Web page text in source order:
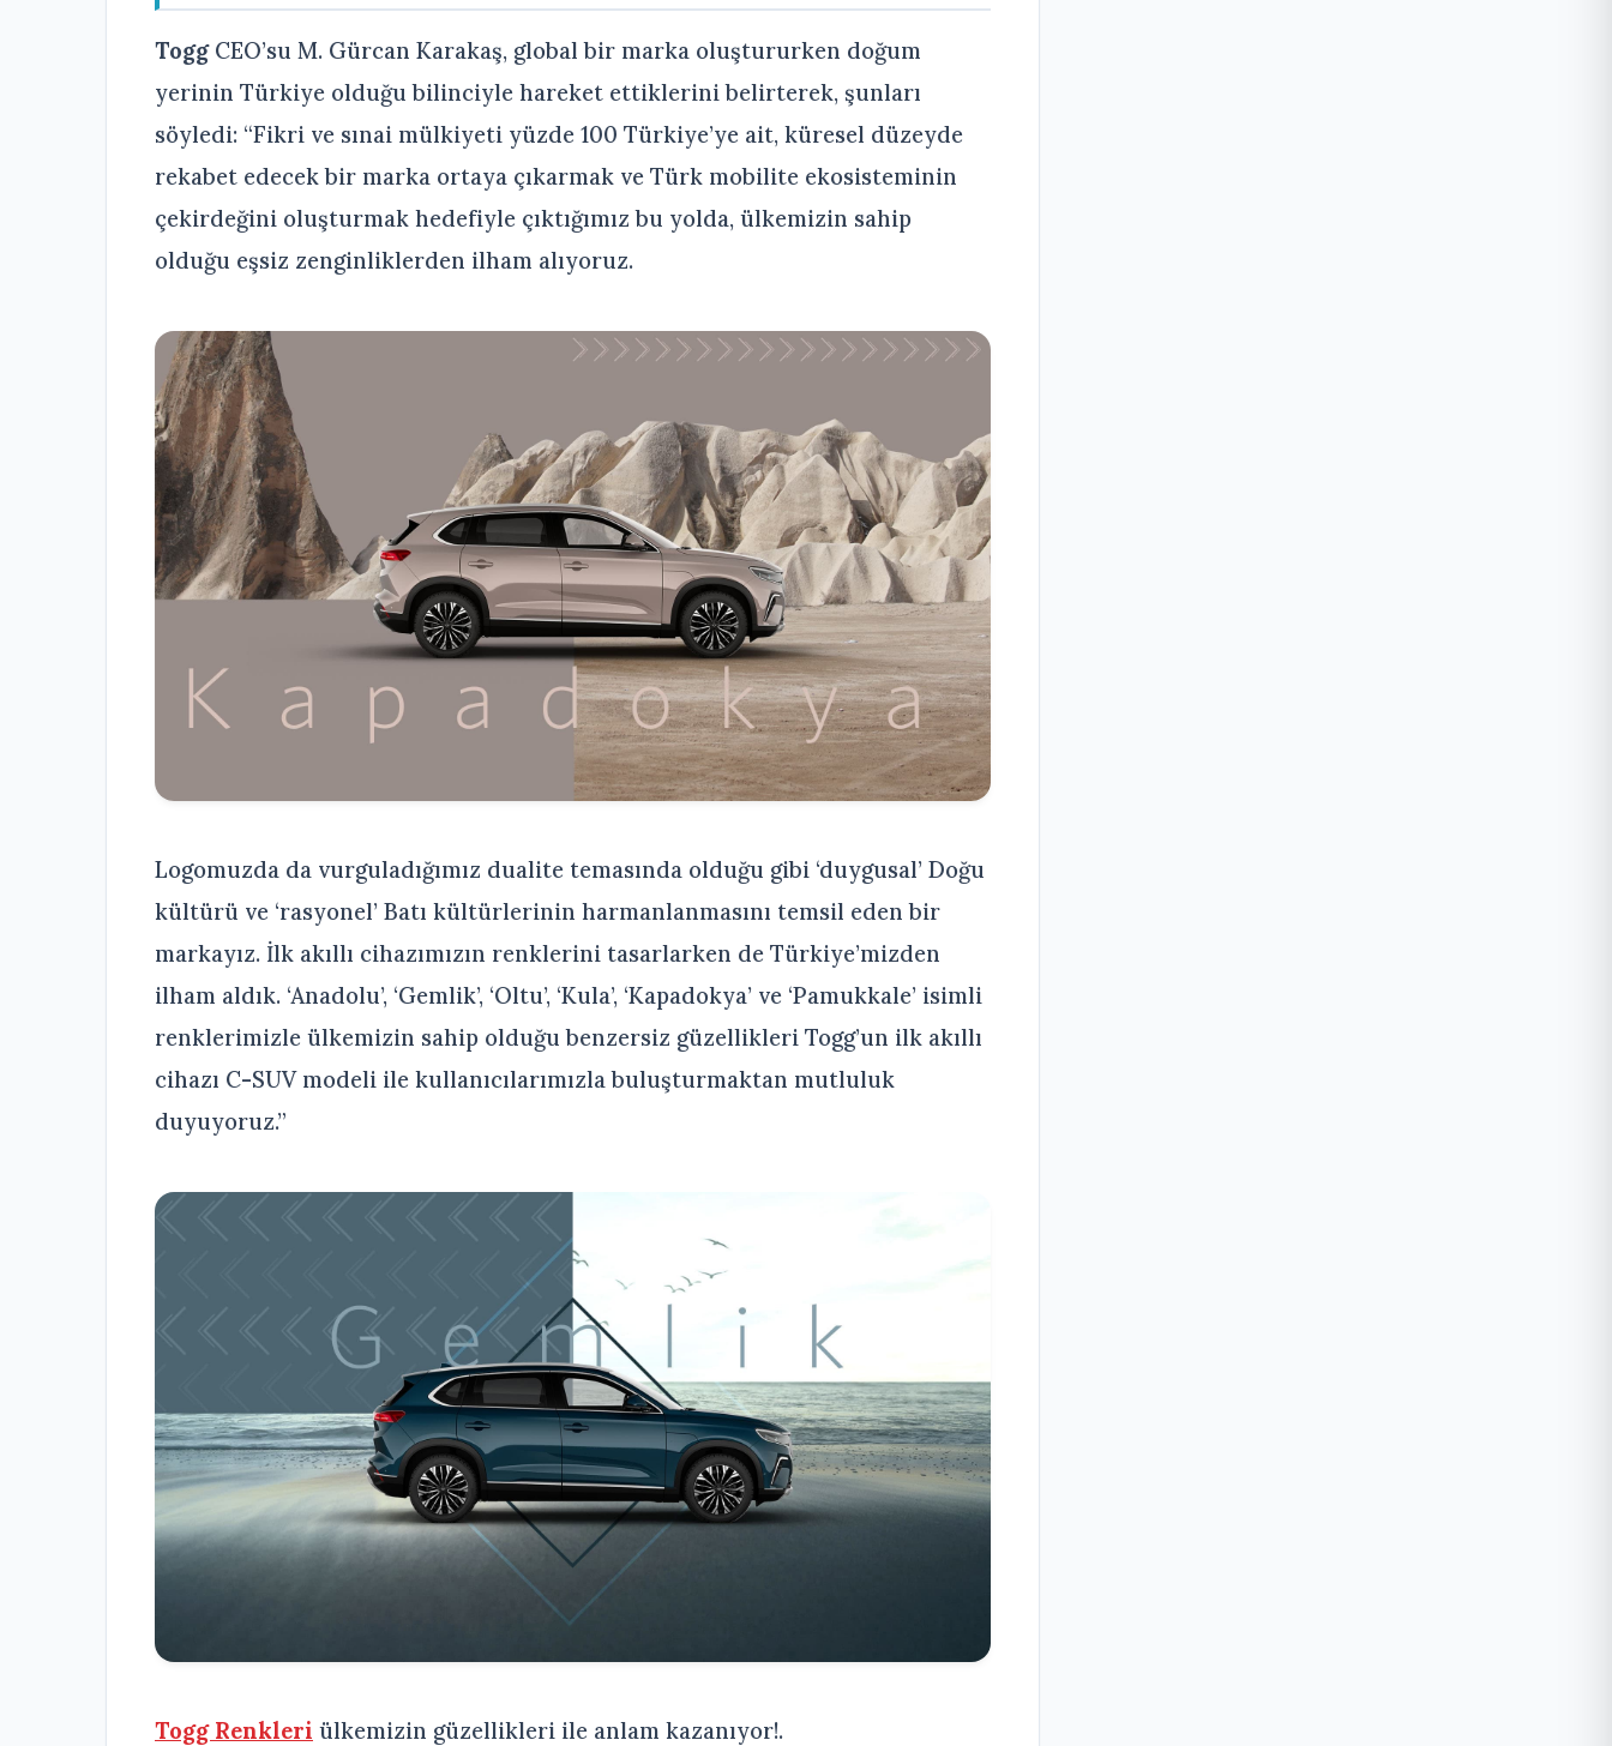
ToggCEO’su M. Gürcan Karakaş, global bir marka oluştururken doğum
yerinin Türkiye olduğu bilinciyle hareket ettiklerini belirterek, şunları
söyledi: “Fikri ve sınai mülkiyeti yüzde 100 Türkiye’ye ait, küresel düzeyde
rekabet edecek bir marka ortaya çıkarmak ve Türk mobilite ekosisteminin
çekirdeğini oluşturmak hedefiyle çıktığımız bu yolda, ülkemizin sahip
olduğu eşsiz zenginliklerden ilham alıyoruz.
Logomuzda da vurguladığımız dualite temasında olduğu gibi ‘duygusal’ Doğu
kültürü ve ‘rasyonel’ Batı kültürlerinin harmanlanmasını temsil eden bir
markayız. İlk akıllı cihazımızın renklerini tasarlarken de Türkiye’mizden
ilham aldık. ‘Anadolu’, ‘Gemlik’, ‘Oltu’, ‘Kula’, ‘Kapadokya’ ve ‘Pamukkale’ isimli
renklerimizle ülkemizin sahip olduğu benzersiz güzellikleri Togg’un ilk akıllı
cihazı C-SUV modeli ile kullanıcılarımızla buluşturmaktan mutluluk
duyuyoruz.”
Togg Renkleri ülkemizin güzellikleri ile anlam kazanıyor!.